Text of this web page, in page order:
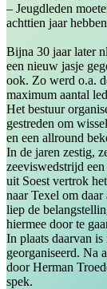
– Jeugdleden
achttien jaar
Bijna 30 jaar later
een nieuw jasje
ook. Zo werd o.a.
maximum aantal
Het bestuur
gestreden om
en een allround
In de jaren zestig,
zeeviswedstrijd
uit Soest vertrok
naar Texel om
liep de
hiermee door te
In plaats daarvan
georganiseerd. Na
door Herman
spek.